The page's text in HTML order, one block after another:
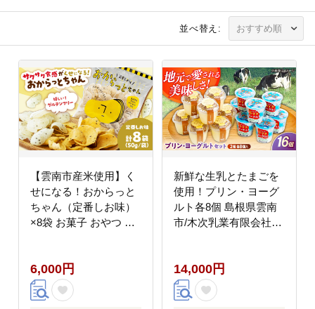
並べ替え:
【雲南市産米使用】く
せになる！おからっと
ちゃん（定番しお味）
×8袋 お菓子 おやつ グ
島根県雲南市/株式会社
大東農産加工場
[AIEG010]
6,000円
新鮮な生乳とたまごを
使用！プリン・ヨーグ
ルト各8個 島根県雲南
市/木次乳業有限会社
14,000円